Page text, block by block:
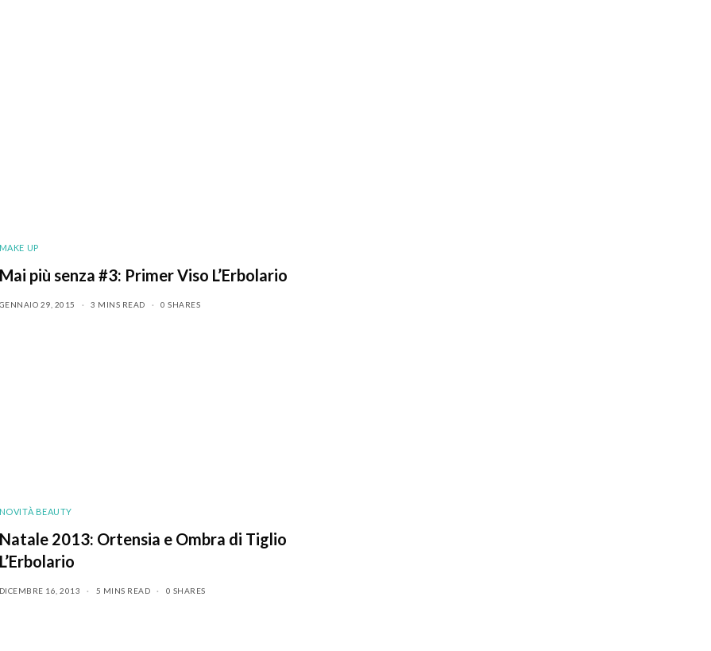
MAKE UP
Mai più senza #3: Primer Viso L’Erbolario
GENNAIO 29, 2015 3 MINS READ 0 SHARES
NOVITÀ BEAUTY
Natale 2013: Ortensia e Ombra di Tiglio
L’Erbolario
DICEMBRE 16, 2013 5 MINS READ 0 SHARES